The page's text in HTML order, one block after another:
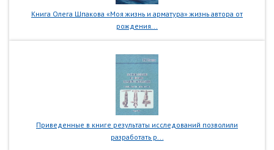
Книга Олега Шпакова «Моя жизнь и арматура» жизнь автора от
рождения...
Приведенные в книге результаты исследований позволили
разработать р...